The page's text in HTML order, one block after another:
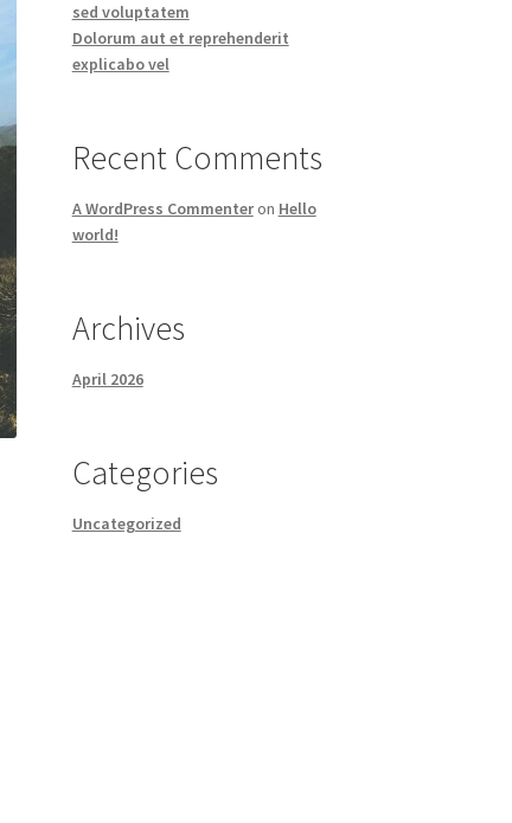
sed voluptatem
Dolorum aut et reprehenderit
explicabo vel
Recent Comments
A WordPress Commenteron Hello
world!
Archives
April 2026
Categories
Uncategorized